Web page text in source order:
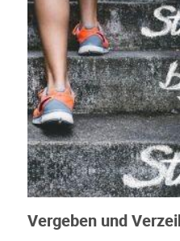
Vergeben und